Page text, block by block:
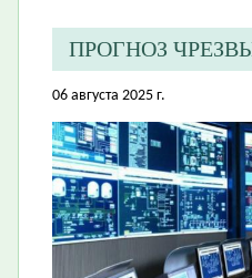
ПРОГНОЗ
06 августа 2025 г.